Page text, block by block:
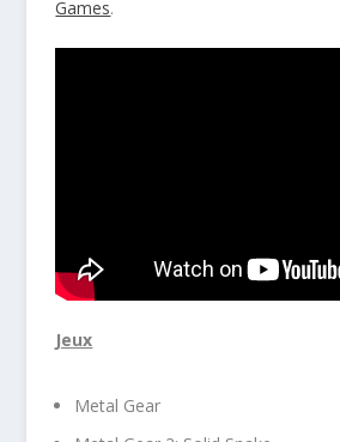
Games.
Jeux
Metal Gear